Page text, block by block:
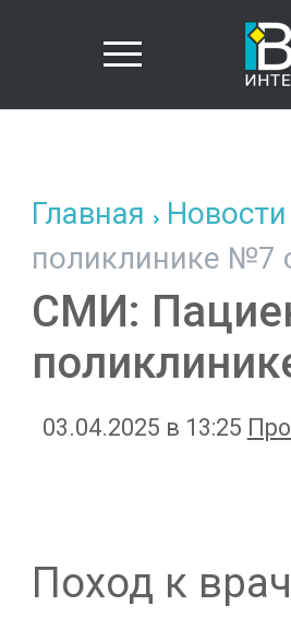
Главная Новости
поликлинике №7
СМИ:
03.04.2025 в 13:25
Поход к